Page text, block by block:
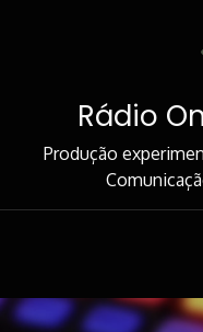
Rádio
Produção